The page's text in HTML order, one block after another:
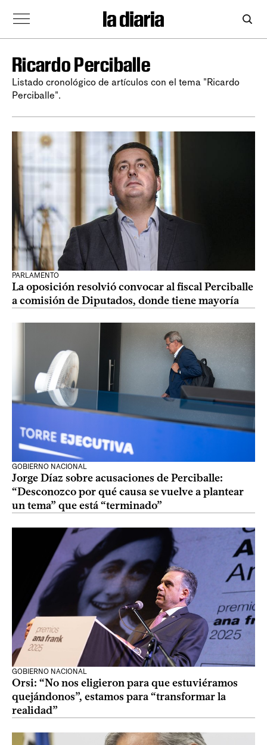
Ricardo Perciballe
Listado cronológico de artículos con el tema "Ricardo
Perciballe".
PARLAMENTO
La oposición resolvió convocar al fiscal Perciballe
a comisión de Diputados, donde tiene mayoría
GOBIERNO NACIONAL
Jorge Díaz sobre acusaciones de Perciballe:
“Desconozco por qué causa se vuelve a plantear
un tema” que está “terminado”
GOBIERNO NACIONAL
Orsi: “No nos eligieron para que estuviéramos
quejándonos”, estamos para “transformar la
realidad”